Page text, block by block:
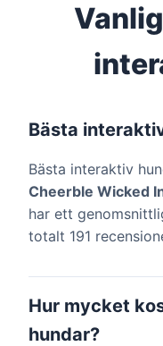
Bästa
Bästa interaktiv
Cheerble Wicked
har ett
totalt 191
Hur mycket
hundar?